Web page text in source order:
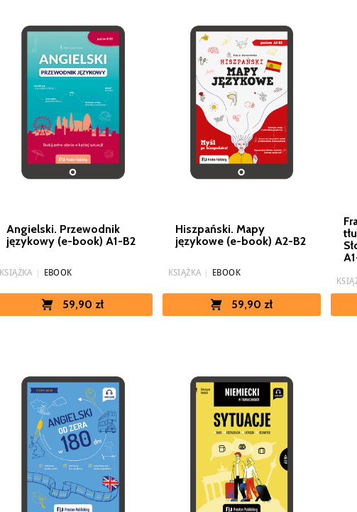
Angielski. Przewodnik
językowy (e-book) A1-B2
KSIĄŻKA EBOOK
59,90 zł
Hiszpański. Mapy
językowe (e-book) A2-B2
KSIĄŻKA EBOOK
59,90 zł